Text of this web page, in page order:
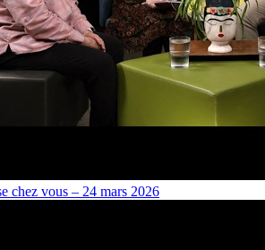
chez vous – 24 mars 2026